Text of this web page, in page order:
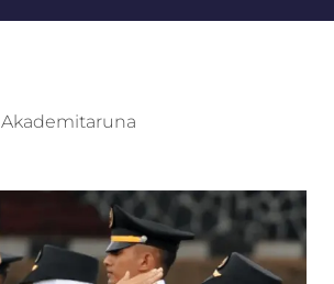
Akademitaruna